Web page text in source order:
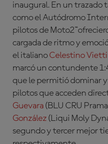
inaugural. En un trazado
como el Autódromo
pilotos de
cargada de ritmo y
el italiano Celestino Vietti
marcó un contundente
que le permitió dominar
pilotos que acceden
Guevara (BLU CRU
González (Liqui Moly
segundo y tercer mejor